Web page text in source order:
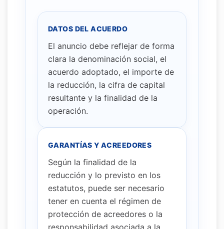
DATOS DEL ACUERDO
El anuncio debe reflejar de forma
clara la denominación social, el
acuerdo adoptado, el importe de
la reducción, la cifra de capital
resultante y la finalidad de la
operación.
GARANTÍAS Y ACREEDORES
Según la finalidad de la
reducción y lo previsto en los
estatutos, puede ser necesario
tener en cuenta el régimen de
protección de acreedores o la